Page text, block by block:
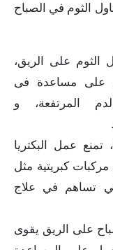
الثوم في الصباح
على الريق،
على مساعدة فى
المرتفعة، و
تمنع عمل البكتريا
كبريتية مثل
تساهم في علاج
على الريق يقوى